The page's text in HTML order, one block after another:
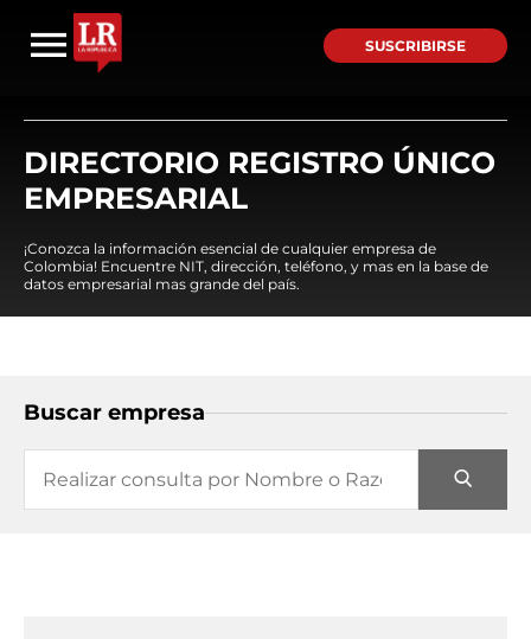
SUSCRIBIRSE
DIRECTORIO REGISTRO ÚNICO
EMPRESARIAL
¡Conozca la información esencial de cualquier empresa de
Colombia! Encuentre NIT, dirección, teléfono, y mas en la base de
datos empresarial mas grande del país.
Buscar empresa